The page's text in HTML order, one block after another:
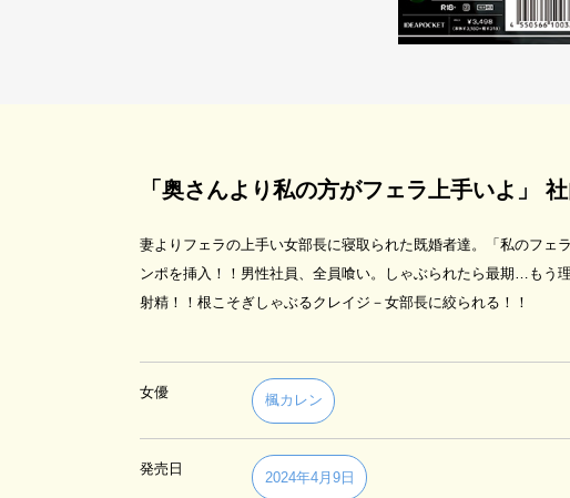
「奥さんより私の方がフェラ上手いよ」
妻よりフェラの上手い女部長に寝取られた既婚者達。「私のフェ
ンポを挿入！！男性社員、全員喰い。しゃぶられたら最期…もう
射精！！根こそぎしゃぶるクレイジ－女部長に絞られる！！
女優
楓カレン
発売日
2024年4月9日